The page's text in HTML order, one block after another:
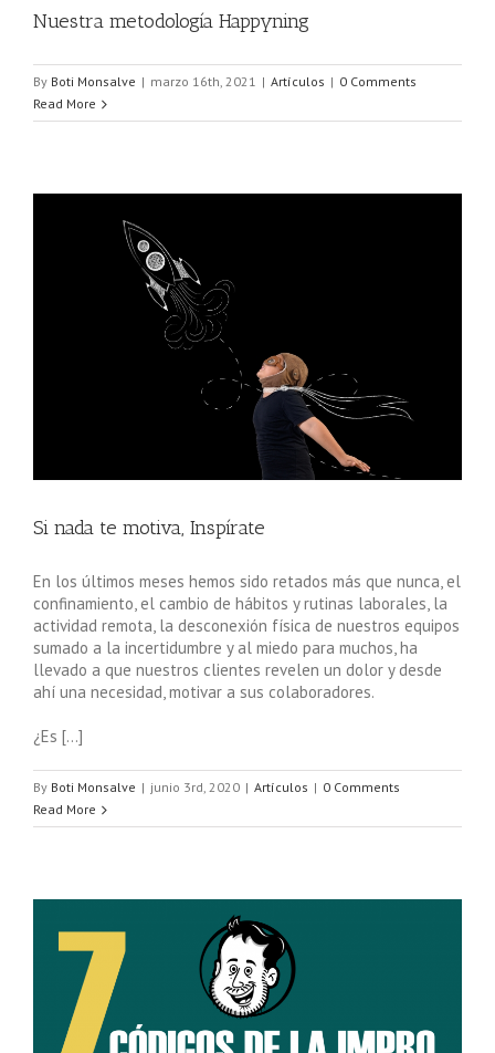
Nuestra metodología Happyning
By Boti Monsalve | marzo 16th, 2021 | Artículos | 0 Comments
Read More
Si nada te motiva, Inspírate
En los últimos meses hemos sido retados más que nunca, el
confinamiento, el cambio de hábitos y rutinas laborales, la
actividad remota, la desconexión física de nuestros equipos
sumado a la incertidumbre y al miedo para muchos, ha
llevado a que nuestros clientes revelen un dolor y desde
ahí una necesidad, motivar a sus colaboradores.
¿Es […]
By Boti Monsalve | junio 3rd, 2020 | Artículos | 0 Comments
Read More